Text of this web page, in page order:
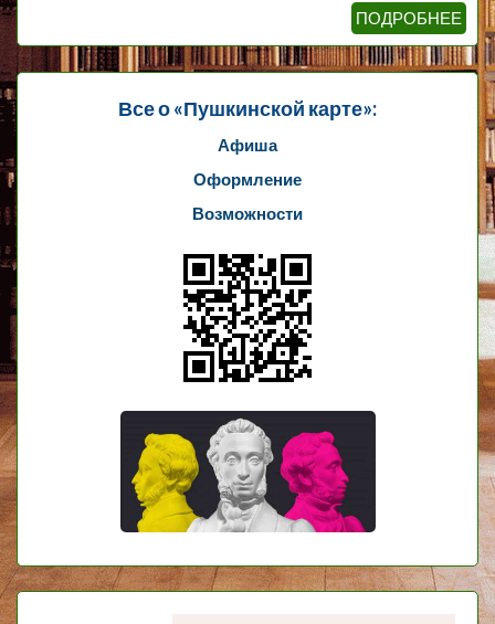
ПОДРОБНЕЕ
Все о «Пушкинской карте»:
Афиша
Оформление
Возможности